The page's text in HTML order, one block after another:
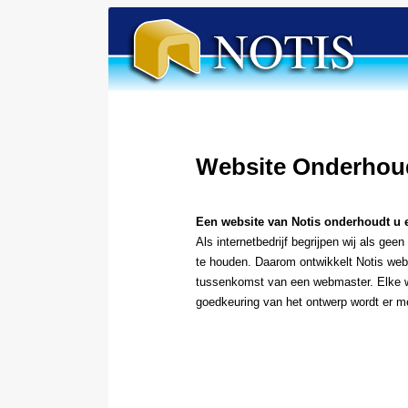
Website
Een website van Notis onderhoudt u
Als internetbedrijf begrijpen wij als
te houden. Daarom ontwikkelt Notis
tussenkomst van een webmaster. Elke
goedkeuring van het ontwerp wordt er